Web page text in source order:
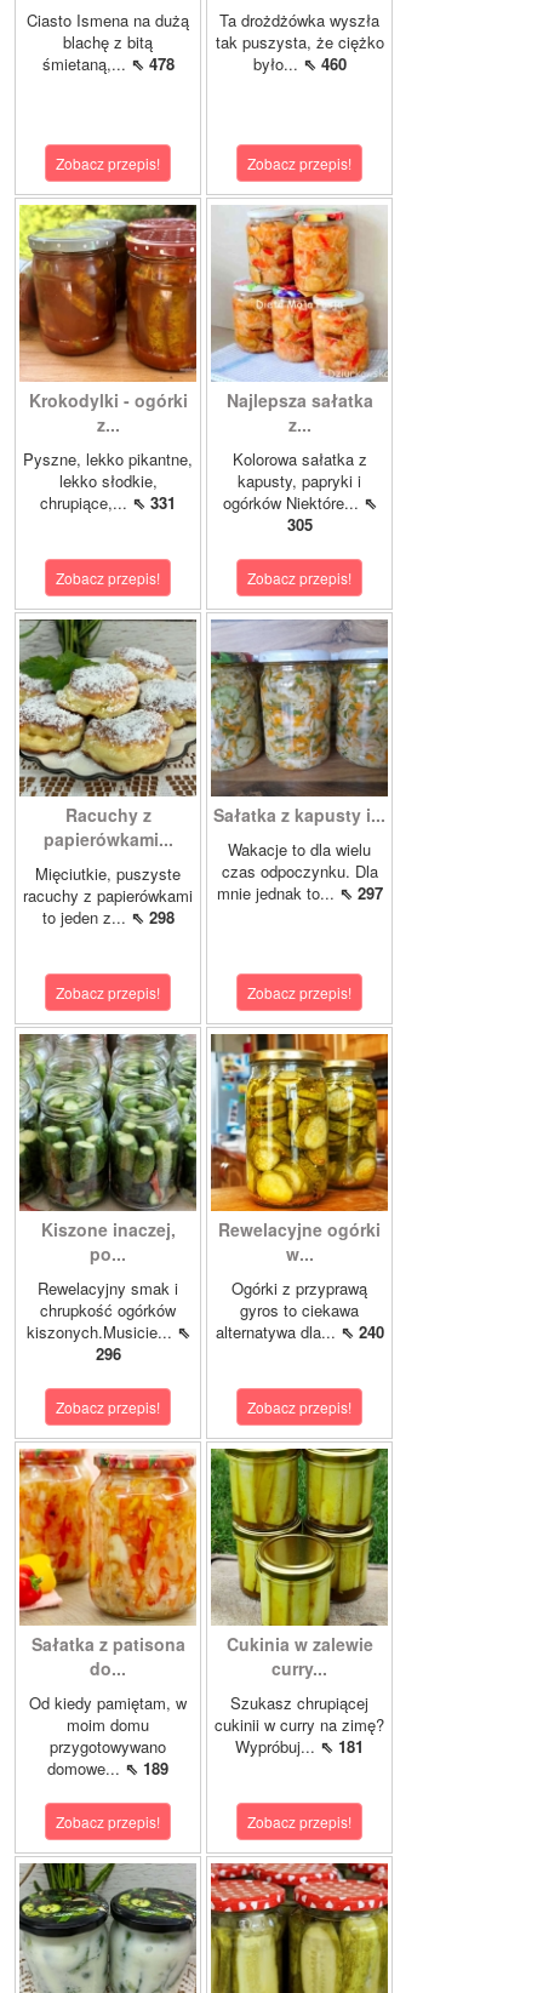
Ciasto Ismena na dużą
blachę z bitą
śmietaną,... ⇖ 478
Zobacz przepis!
Ta drożdżówka wyszła
tak puszysta, że ciężko
było... ⇖ 460
Zobacz przepis!
Krokodylki - ogórki
z...
Pyszne, lekko pikantne,
lekko słodkie,
chrupiące,... ⇖ 331
Zobacz przepis!
Najlepsza sałatka
z...
Kolorowa sałatka z
kapusty, papryki i
ogórków Niektóre... ⇖
305
Zobacz przepis!
Racuchy z
papierówkami...
Mięciutkie, puszyste
racuchy z papierówkami
to jeden z... ⇖ 298
Zobacz przepis!
Sałatka z kapusty i...
Wakacje to dla wielu
czas odpoczynku. Dla
mnie jednak to... ⇖ 297
Zobacz przepis!
Kiszone inaczej,
po...
Rewelacyjny smak i
chrupkość ogórków
kiszonych.Musicie... ⇖
296
Zobacz przepis!
Rewelacyjne ogórki
w...
Ogórki z przyprawą
gyros to ciekawa
alternatywa dla... ⇖ 240
Zobacz przepis!
Sałatka z patisona
do...
Od kiedy pamiętam, w
moim domu
przygotowywano
domowe... ⇖ 189
Zobacz przepis!
Cukinia w zalewie
curry...
Szukasz chrupiącej
cukinii w curry na zimę?
Wypróbuj... ⇖ 181
Zobacz przepis!